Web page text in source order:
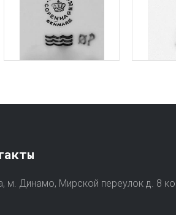
м. Динамо, Мирской переулок д. 8